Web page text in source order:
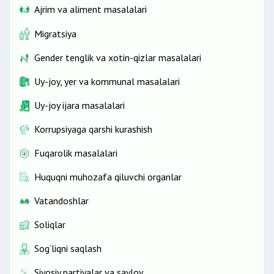
qilinadi.
oldindan to‘lanadigan alimentlar miqdorini
hisoblash imkonini beruvchi interaktiv
kalьkulyator
).
topshirish va qabul qilish dalolatnomasiga asosan
amalga oshiriladi.
Ajrim va aliment masalalari
Migratsiya
Gender tenglik va xotin-qizlar masalalari
Uy-joy, yer va kommunal masalalari
Uy-joy ijara masalalari
Korrupsiyaga qarshi kurashish
Fuqarolik masalalari
Huquqni muhozafa qiluvchi organlar
Vatandoshlar
Soliqlar
Sog‘liqni saqlash